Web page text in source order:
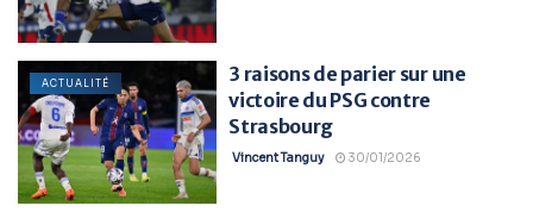
ACTUALITÉ
3 raisons de parier sur une
victoire du PSG contre
Strasbourg
Vincent Tanguy 30/01/2026